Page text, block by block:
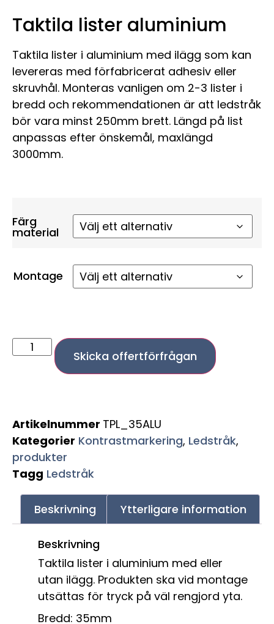
Taktila lister aluminium
Taktila lister i aluminium med ilägg som kan
levereras med förfabricerat adhesiv eller
skruvhål. Monteras vanligen om 2-3 lister i
bredd och rekommendationen är att ledstråk
bör vara minst 250mm brett. Längd på list
anpassas efter önskemål, maxlängd
3000mm.
Färg
material
Montage
Skicka offertförfrågan
Artikelnummer TPL_35ALU
Kategorier Kontrastmarkering, Ledstråk,
produkter
Tagg Ledstråk
Beskrivning Ytterligare information
Beskrivning
Taktila lister i aluminium med eller
utan ilägg. Produkten ska vid montage
utsättas för tryck på väl rengjord yta.
Bredd: 35mm